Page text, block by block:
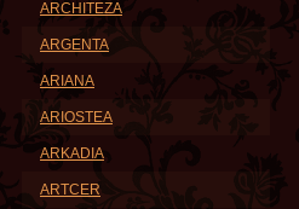
ARCHITEZA
ARGENTA
ARIANA
ARIOSTEA
ARKADIA
ARTCER